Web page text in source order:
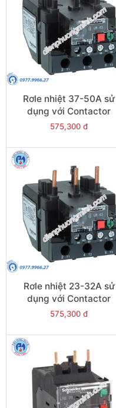
Rơle nhiệt 37-50A sử
dụng với Contactor
LC1E50-E95 - Model
575,300 đ
Rơle nhiệt 23-32A sử
dụng với Contactor
LC1E40-E95 - Model
575,300 đ